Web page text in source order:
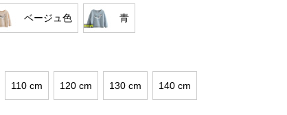
ベージュ色 青
110 cm 120 cm 130 cm 140 cm